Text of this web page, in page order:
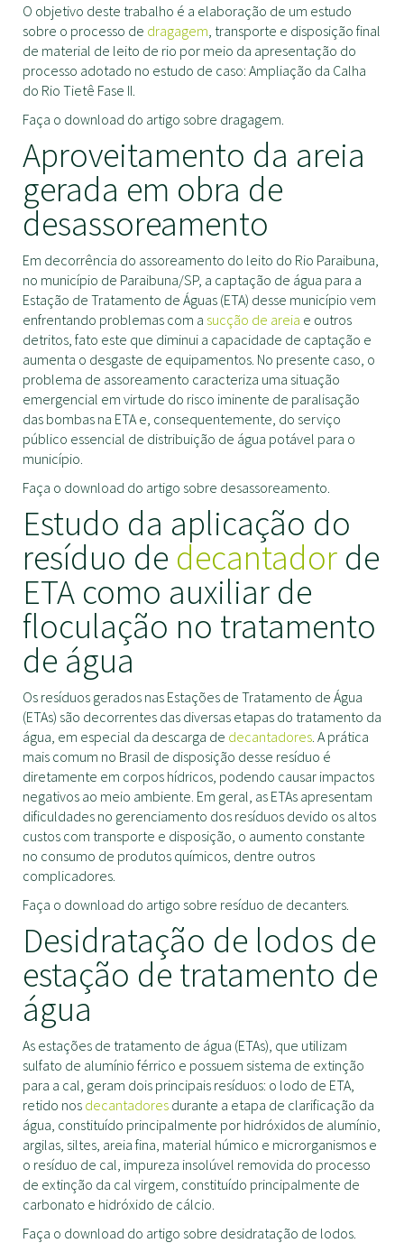
O objetivo deste trabalho é a elaboração de um estudo
sobre o processo de dragagem, transporte e disposição final
de material de leito de rio por meio da apresentação do
processo adotado no estudo de caso: Ampliação da Calha
do Rio Tietê Fase II.
Faça o download do artigo sobre dragagem.
Aproveitamento da areia
gerada em obra de
desassoreamento
Em decorrência do assoreamento do leito do Rio Paraibuna,
no município de Paraibuna/SP, a captação de água para a
Estação de Tratamento de Águas (ETA) desse município vem
enfrentando problemas com a sucção de areia e outros
detritos, fato este que diminui a capacidade de captação e
aumenta o desgaste de equipamentos. No presente caso, o
problema de assoreamento caracteriza uma situação
emergencial em virtude do risco iminente de paralisação
das bombas na ETA e, consequentemente, do serviço
público essencial de distribuição de água potável para o
município.
Faça o download do artigo sobre desassoreamento.
Estudo da aplicação do
resíduo de decantador de
ETA como auxiliar de
floculação no tratamento
de água
Os resíduos gerados nas Estações de Tratamento de Água
(ETAs) são decorrentes das diversas etapas do tratamento da
água, em especial da descarga de decantadores. A prática
mais comum no Brasil de disposição desse resíduo é
diretamente em corpos hídricos, podendo causar impactos
negativos ao meio ambiente. Em geral, as ETAs apresentam
dificuldades no gerenciamento dos resíduos devido os altos
custos com transporte e disposição, o aumento constante
no consumo de produtos químicos, dentre outros
complicadores.
Faça o download do artigo sobre resíduo de decanters.
Desidratação de lodos de
estação de tratamento de
água
As estações de tratamento de água (ETAs), que utilizam
sulfato de alumínio férrico e possuem sistema de extinção
para a cal, geram dois principais resíduos: o lodo de ETA,
retido nos decantadores durante a etapa de clarificação da
água, constituído principalmente por hidróxidos de alumínio,
argilas, siltes, areia fina, material húmico e microrganismos e
o resíduo de cal, impureza insolúvel removida do processo
de extinção da cal virgem, constituído principalmente de
carbonato e hidróxido de cálcio.
Faça o download do artigo sobre desidratação de lodos.